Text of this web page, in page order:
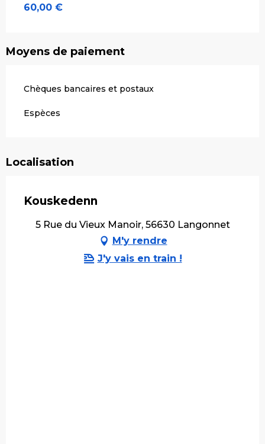
60,00 €
Moyens de paiement
Chèques bancaires et postaux
Espèces
Localisation
Kouskedenn
5 Rue du Vieux Manoir, 56630 Langonnet
M'y rendre
J'y vais en train !